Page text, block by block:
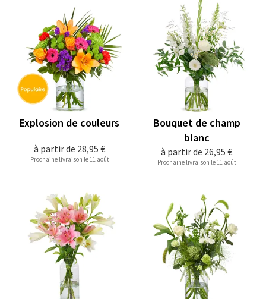
à partir de 28,95 €
Explosion de couleurs
Prochaine livraison le 11 août
à partir de 26,95 €
Bouquet de champ
blanc
Prochaine livraison le 11 août